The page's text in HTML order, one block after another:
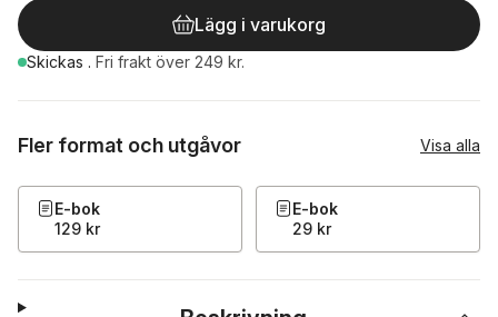
Lägg i varukorg
Skickas . Fri frakt över 249 kr.
Fler format och utgåvor Visa alla
E-bok
129 kr
E-bok
29 kr